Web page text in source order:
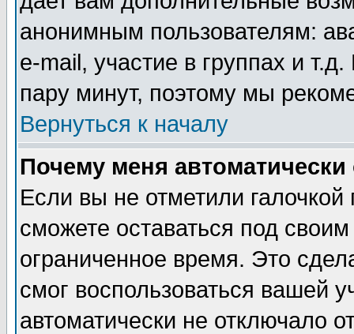
анонимным пользователям:
e-mail, участие в группах и
пару минут, поэтому мы
Вернуться к началу
Почему меня автоматически
Если вы не отметили галочкой
сможете оставаться под
ограниченное время. Это
смог воспользоваться вашей
автоматически не отключало